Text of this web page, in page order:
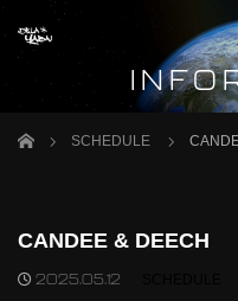
Home SCHEDULE
CANDEE & DEECH
2025.05.12